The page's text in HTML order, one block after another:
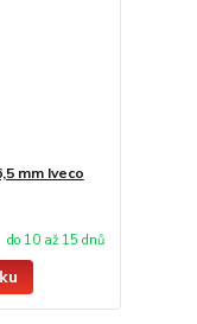
mm Iveco
do 10 až 15 dnů